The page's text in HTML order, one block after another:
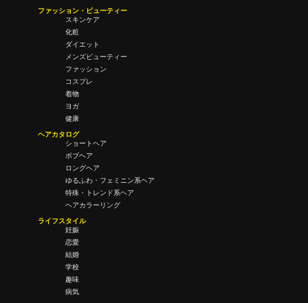
ファッション・ビューティー
スキンケア
化粧
ダイエット
メンズビューティー
ファッション
コスプレ
着物
ヨガ
健康
ヘアカタログ
ショートヘア
ボブヘア
ロングヘア
ゆるふわ・フェミニン系ヘア
特殊・トレンド系ヘア
ヘアカラーリング
ライフスタイル
妊娠
恋愛
結婚
学校
趣味
病気